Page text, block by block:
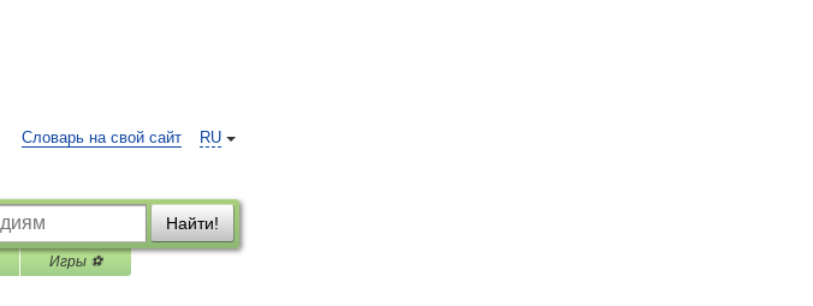
RU
Словарь на свой сайт
Найти!
Игры ⚽